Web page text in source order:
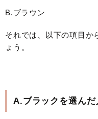
B.ブラウン
それでは、以下の項目か
ょう。
A.ブラックを選ん